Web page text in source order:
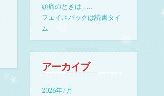
頭痛のときは……
フェイスパックは読書タイ
ム
アーカイブ
2026年7月